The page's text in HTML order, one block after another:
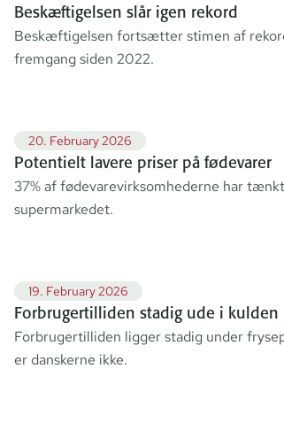
Beskæftigelsen slår igen rekord
Beskæftigelsen fortsætter stimen af
fremgang siden 2022.
20. February 2026
Potentielt lavere priser på fødevarer
37% af fødevarevirksomhederne har
supermarkedet.
19. February 2026
Forbrugertilliden stadig ude i kulden
Forbrugertilliden ligger stadig under
er danskerne ikke.